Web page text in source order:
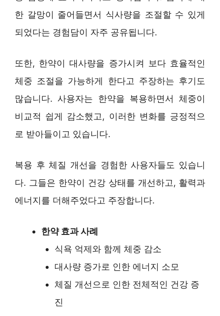
한 갈망이 줄어들면서 식사량을 조절할 수 있게
되었다는 경험담이 자주 공유됩니다.
또한, 한약이 대사량을 증가시켜 보다 효율적인
체중 조절을 가능하게 한다고 주장하는 후기도
많습니다. 사용자는 한약을 복용하면서 체중이
비교적 쉽게 감소했고, 이러한 변화를 긍정적으
로 받아들이고 있습니다.
복용 후 체질 개선을 경험한 사용자들도 있습니
다. 그들은 한약이 건강 상태를 개선하고, 활력과
에너지를 더해주었다고 주장합니다.
한약 효과 사례
식욕 억제와 함께 체중 감소
대사량 증가로 인한 에너지 소모
체질 개선으로 인한 전체적인 건강 증
진